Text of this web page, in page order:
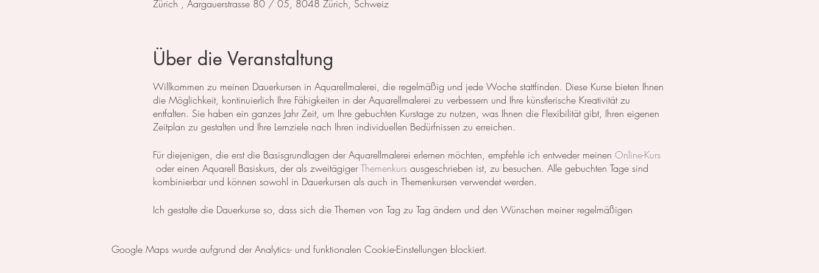
Zürich , Aargauerstrasse 80 / 05, 8048 Zürich, Schweiz
Über die Veranstaltung
Willkommen zu meinen Dauerkursen in Aquarellmalerei, die regelmäßig und jede Woche stattfinden. Diese Kurse bieten Ihnen
die Möglichkeit, kontinuierlich Ihre Fähigkeiten in der Aquarellmalerei zu verbessern und Ihre künstlerische Kreativität zu
entfalten. Sie haben ein ganzes Jahr Zeit, um Ihre gebuchten Kurstage zu nutzen, was Ihnen die Flexibilität gibt, Ihren eigenen
Zeitplan zu gestalten und Ihre Lernziele nach Ihren individuellen Bedürfnissen zu erreichen.
Für diejenigen, die erst die Basisgrundlagen der Aquarellmalerei erlernen möchten, empfehle ich entweder meinen Online-Kurs
oder einen Aquarell Basiskurs, der als zweitägigerThemenkursausgeschrieben ist, zu besuchen. Alle gebuchten Tage sind
kombinierbar und können sowohl in Dauerkursen als auch in Themenkursen verwendet werden.
Ich gestalte die Dauerkurse so, dass sich die Themen von Tag zu Tag ändern und den Wünschen meiner regelmäßigen
Google Maps wurde aufgrund der Analytics- und funktionalen Cookie-Einstellungen blockiert.